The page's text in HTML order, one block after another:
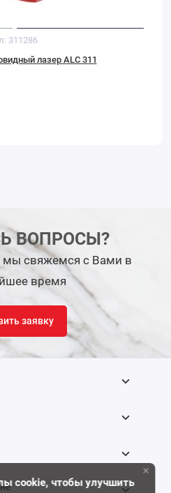
311286
лазер ALC 311
ВОПРОСЫ?
мы свяжемся с Вами в
время
заявку
cookie, чтобы улучшить
×